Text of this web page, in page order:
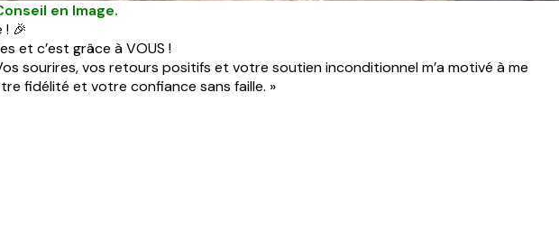
en Image.
🎉
et c’est grâce à VOUS !
sourires, vos retours positifs et votre soutien inconditionnel m’a motivé à me
fidélité et votre confiance sans faille. »